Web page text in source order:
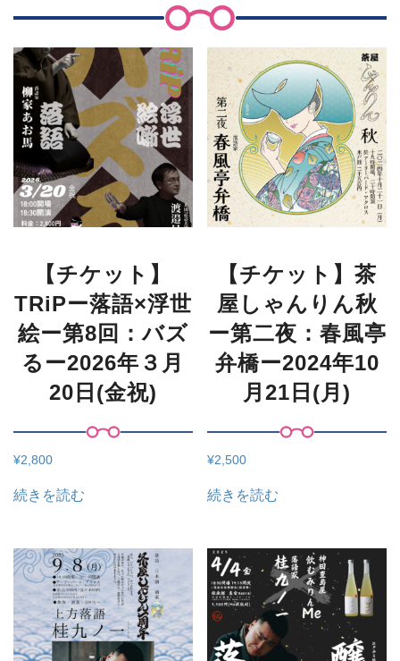
【チケット】
TRiPー落語×浮世
絵ー第8回：バズ
るー2026年３月
20日(金祝)
¥2,800
続きを読む
【チケット】茶
屋しゃんりん秋
ー第二夜：春風亭
弁橋ー2024年10
月21日(月)
¥2,500
続きを読む